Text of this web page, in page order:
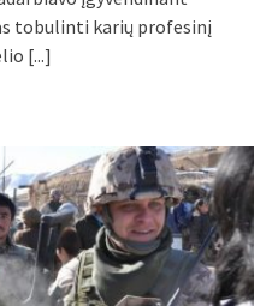
tobulinti karių profesinį
[...]